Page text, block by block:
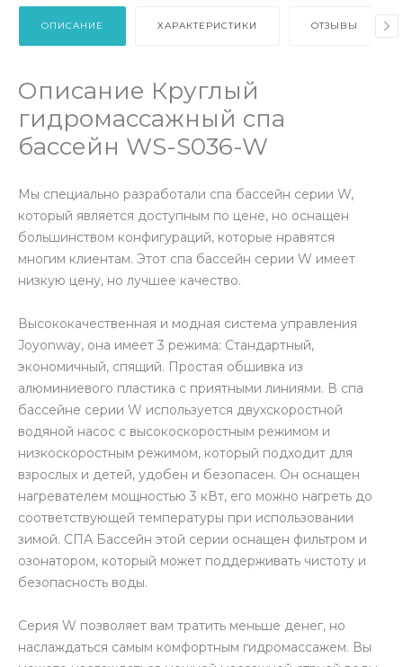
ОПИСАНИЕ ХАРАКТЕРИСТИКИ ОТЗЫВЫ
Описание Круглый
гидромассажный спа
бассейн WS-S036-W
Мы специально разработали спа бассейн серии W,
который является доступным по цене, но оснащен
большинством конфигураций, которые нравятся
многим клиентам. Этот спа бассейн серии W имеет
низкую цену, но лучшее качество.
Высококачественная и модная система управления
Joyonway, она имеет 3 режима: Стандартный,
экономичный, спящий. Простая обшивка из
алюминиевого пластика с приятными линиями. В спа
бассейне серии W используется двухскоростной
водяной насос с высокоскоростным режимом и
низкоскоростным режимом, который подходит для
взрослых и детей, удобен и безопасен. Он оснащен
нагревателем мощностью 3 кВт, его можно нагреть до
соответствующей температуры при использовании
зимой. СПА Бассейн этой серии оснащен фильтром и
озонатором, который может поддерживать чистоту и
безопасность воды.
Серия W позволяет вам тратить меньше денег, но
наслаждаться самым комфортным гидромассажем. Вы